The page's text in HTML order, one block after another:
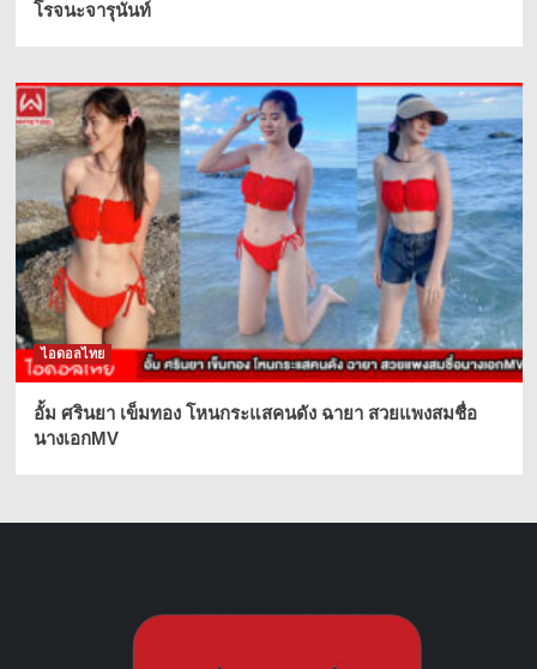
โรจนะจารุนันท์
ไอดอลไทย
อั้ม ศรินยา เข็มทอง โหนกระแสคนดัง ฉายา สวยแพงสมชื่อ
นางเอกMV